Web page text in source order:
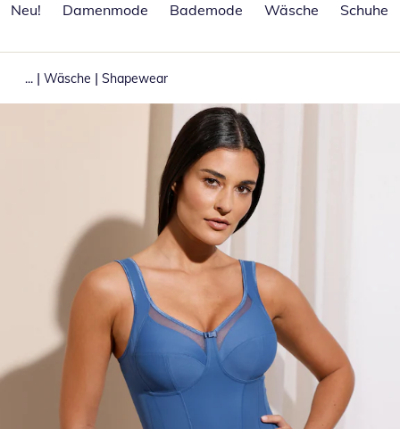
Neu!
Damenmode Bademode Wäsche Schuhe
... | Wäsche | Shapewear